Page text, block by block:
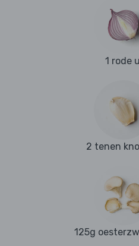
1 rode
2 tenen
125g